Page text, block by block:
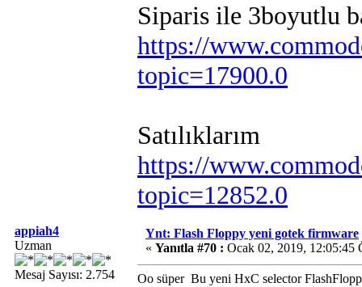
Siparis ile 3boyutlu
https://
topic=17900.0
Satılıklarım
https://
topic=12852.0
appiah4
Uzman
Mesaj Sayısı: 2.754
Ynt: Flash Floppy yeni gotek firmware
« Yanıtla #70 : Ocak 02, 2019, 12:05:45
Oo süper Bu yeni HxC selector